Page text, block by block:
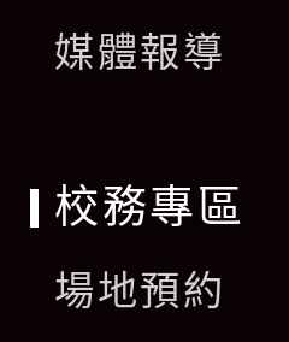
媒體報導
校務專區
場地預約